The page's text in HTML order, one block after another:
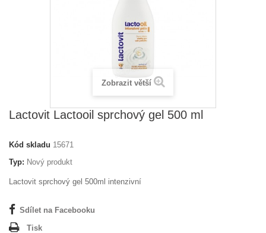
Zobrazit větší
Lactovit Lactooil sprchový gel 500 ml
Kód skladu 15671
Typ: Nový produkt
Lactovit sprchový gel 500ml intenzivní
Sdílet na Facebooku
Tisk